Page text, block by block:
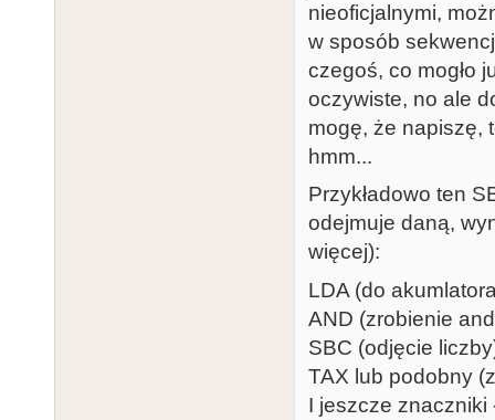
nieoficjalnymi,
w sposób
czegoś, co mogło
oczywiste, no ale
mogę, że napiszę,
hmm...
Przykładowo ten
odejmuje daną,
więcej):
LDA (do
AND (zrobienie
SBC (odjęcie
TAX lub podobny
I jeszcze znaczniki